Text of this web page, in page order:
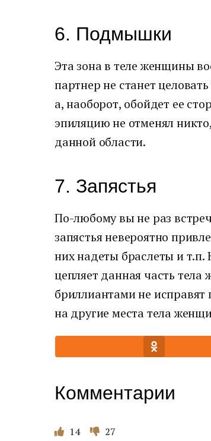
6. Подмышки
Эта зона в теле женщины
партнер не станет
а, наоборот, обойдет ее
эпиляцию не отменял
данной области.
7. Запястья
По-любому вы не раз
запястья невероятно
них надеты браслеты и
цепляет данная часть
бриллиантами не
на другие места тела
Комментарии
14 27